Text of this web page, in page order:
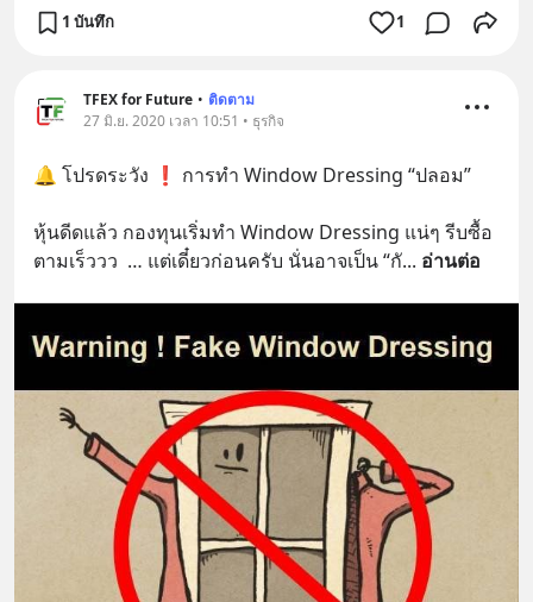
1 บันทึก 1
TFEX for Future • ติดตาม
27 มิ.ย. 2020 เวลา 10:51 • ธุรกิจ
🔔 โปรดระวัง ❗️ การทำ Window Dressing “ปลอม”
หุ้นดีดแล้ว กองทุนเริ่มทำ Window Dressing แน่ๆ รีบซื้อ
ตามเร็ววว  … แต่เดี๋ยวก่อนครับ นั่นอาจเป็น “กั... อ่านต่อ